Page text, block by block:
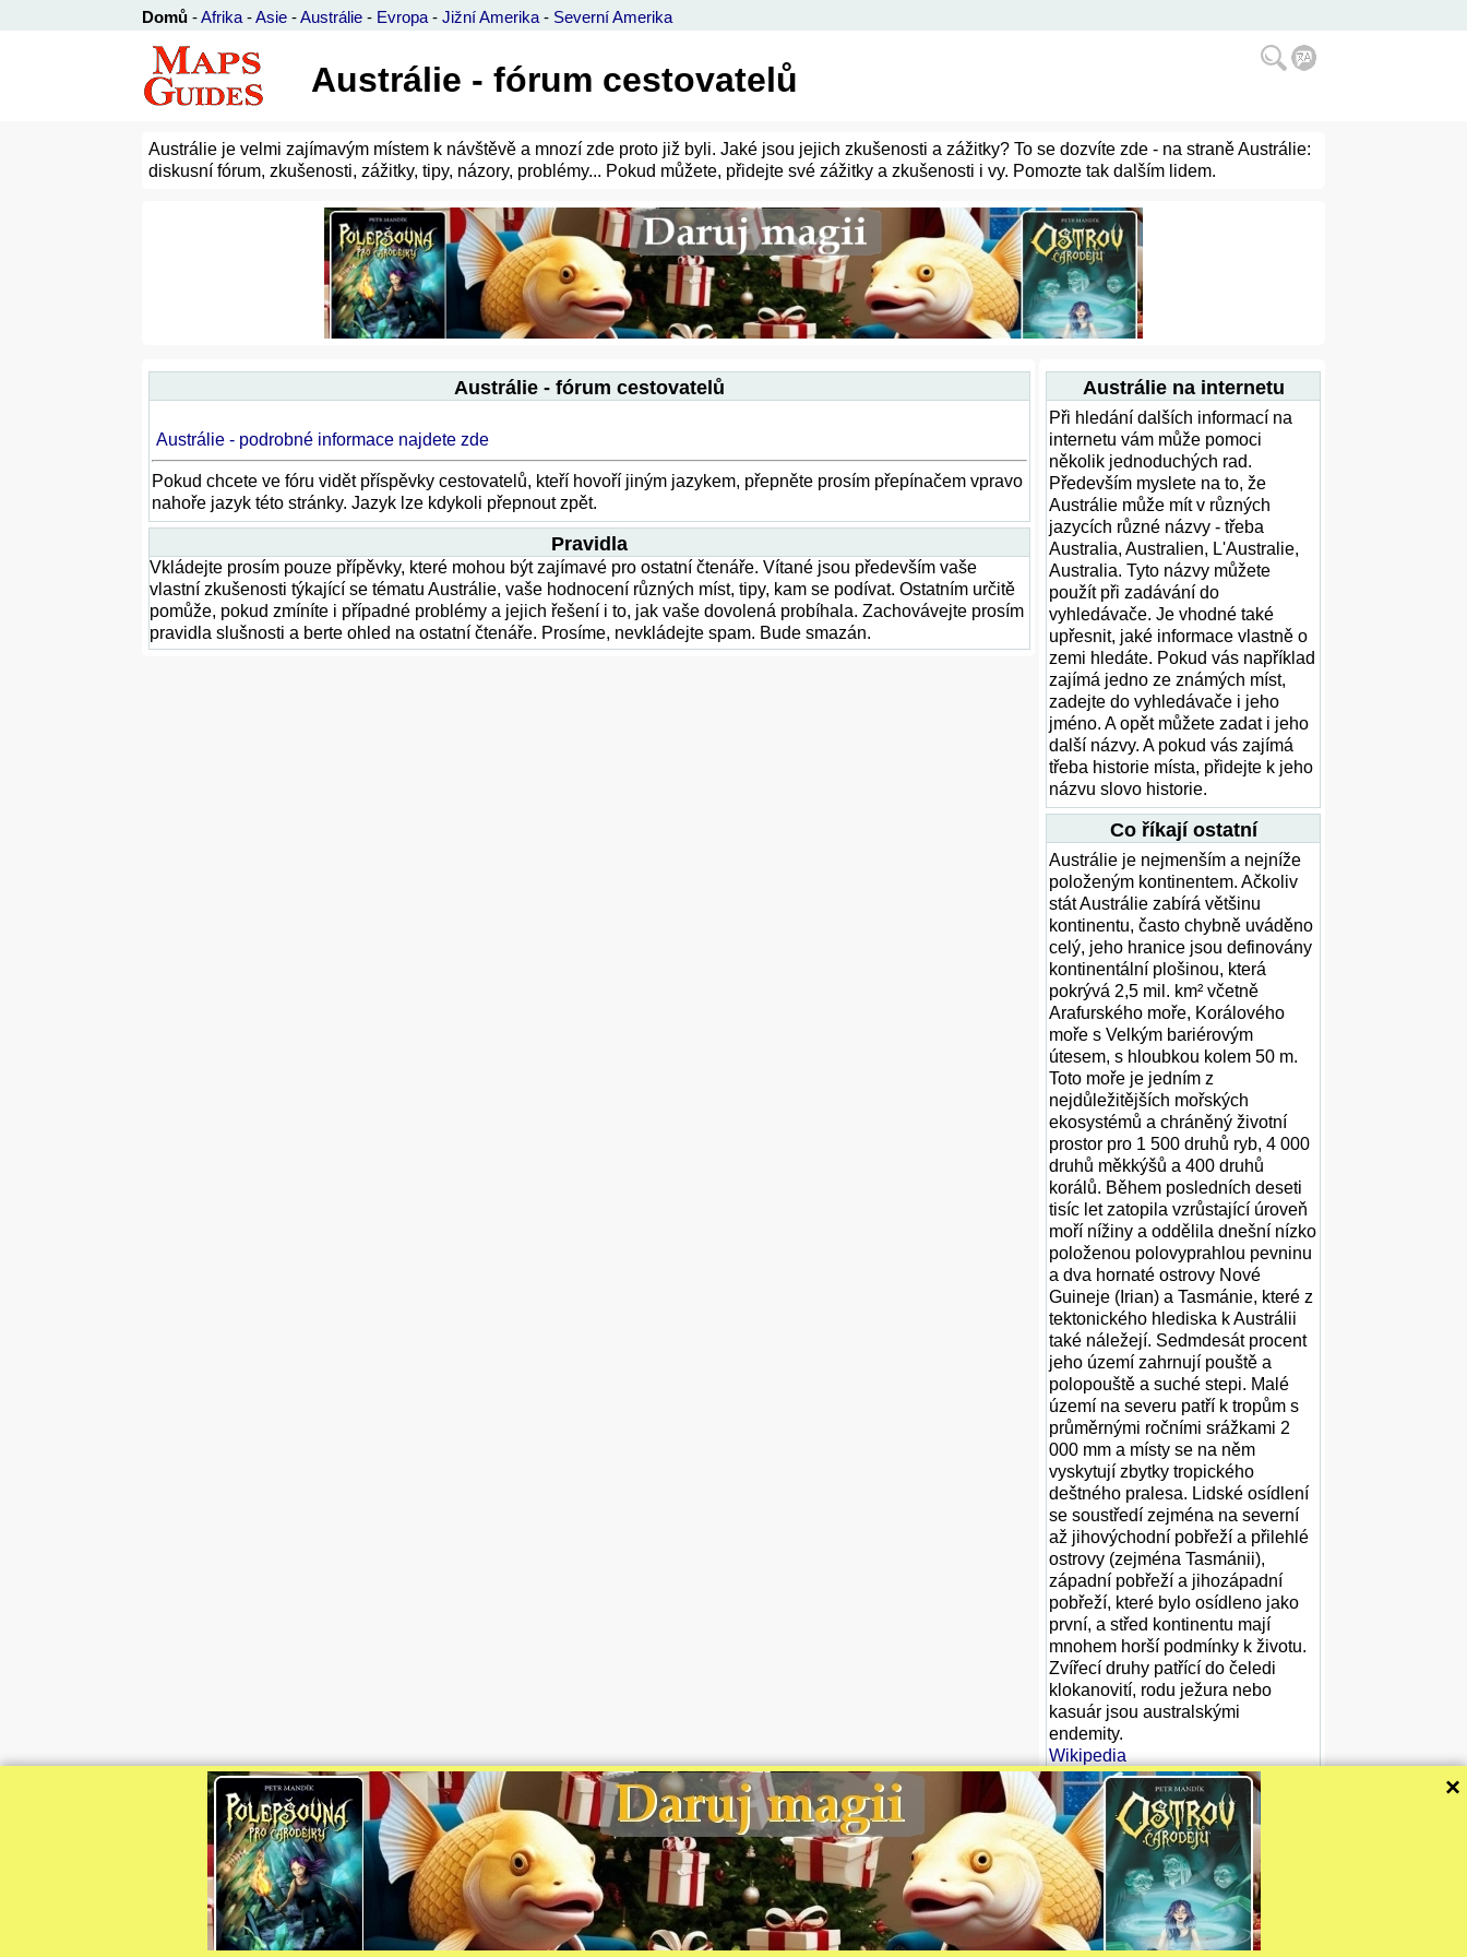
Domů -Afrika -Asie -Austrálie - Evropa - Jižní Amerika - Severní Amerika
Austrálie - fórum cestovatelů
Austrálie je velmi zajímavým místem k návštěvě a mnozí zde proto již byli. Jaké jsou jejich zkušenosti a zážitky? To se dozvíte zde - na straně Austrálie:
diskusní fórum, zkušenosti, zážitky, tipy, názory, problémy... Pokud můžete, přidejte své zážitky a zkušenosti i vy. Pomozte tak dalším lidem.
Austrálie - fórum cestovatelů
Austrálie - podrobné informace najdete zde
Pokud chcete ve fóru vidět příspěvky cestovatelů, kteří hovoří jiným jazykem, přepněte prosím přepínačem vpravo
nahoře jazyk této stránky. Jazyk lze kdykoli přepnout zpět.
Pravidla
Vkládejte prosím pouze přípěvky, které mohou být zajímavé pro ostatní čtenáře. Vítané jsou především vaše
vlastní zkušenosti týkající se tématu Austrálie, vaše hodnocení různých míst, tipy, kam se podívat. Ostatním určitě
pomůže, pokud zmíníte i případné problémy a jejich řešení i to, jak vaše dovolená probíhala. Zachovávejte prosím
pravidla slušnosti a berte ohled na ostatní čtenáře. Prosíme, nevkládejte spam. Bude smazán.
Austrálie na internetu
Při hledání dalších informací na
internetu vám může pomoci
několik jednoduchých rad.
Především myslete na to, že
Austrálie může mít v různých
jazycích různé názvy - třeba
Australia, Australien, L'Australie,
Australia. Tyto názvy můžete
použít při zadávání do
vyhledávače. Je vhodné také
upřesnit, jaké informace vlastně o
zemi hledáte. Pokud vás například
zajímá jedno ze známých míst,
zadejte do vyhledávače i jeho
jméno. A opět můžete zadat i jeho
další názvy. A pokud vás zajímá
třeba historie místa, přidejte k jeho
názvu slovo historie.
Co říkají ostatní
Austrálie je nejmenším a nejníže
položeným kontinentem. Ačkoliv
stát Austrálie zabírá většinu
kontinentu, často chybně uváděno
celý, jeho hranice jsou definovány
kontinentální plošinou, která
pokrývá 2,5 mil. km² včetně
Arafurského moře, Korálového
moře s Velkým bariérovým
útesem, s hloubkou kolem 50 m.
Toto moře je jedním z
nejdůležitějších mořských
ekosystémů a chráněný životní
prostor pro 1 500 druhů ryb, 4 000
druhů měkkýšů a 400 druhů
korálů. Během posledních deseti
tisíc let zatopila vzrůstající úroveň
moří nížiny a oddělila dnešní nízko
položenou polovyprahlou pevninu
a dva hornaté ostrovy Nové
Guineje (Irian) a Tasmánie, které z
tektonického hlediska k Austrálii
také náležejí. Sedmdesát procent
jeho území zahrnují pouště a
polopouště a suché stepi. Malé
území na severu patří k tropům s
průměrnými ročními srážkami 2
000 mm a místy se na něm
vyskytují zbytky tropického
deštného pralesa. Lidské osídlení
se soustředí zejména na severní
až jihovýchodní pobřeží a přilehlé
ostrovy (zejména Tasmánii),
západní pobřeží a jihozápadní
pobřeží, které bylo osídleno jako
první, a střed kontinentu mají
mnohem horší podmínky k životu.
Zvířecí druhy patřící do čeledi
klokanovití, rodu ježura nebo
kasuár jsou australskými
endemity.
Wikipedia
Tam, kde je příslušná informace
dostupná, uvádíme na tomto místě
ještě informaci o daném území z
CIA factbook. Pro území Austrálie
není dostupná.
CIA The World Factbook
×